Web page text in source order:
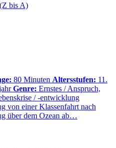
bis A)
80 Minuten Altersstufen: 11.
Genre: Ernstes / Anspruch,
/ -entwicklung
von einer Klassenfahrt nach
über dem Ozean ab…